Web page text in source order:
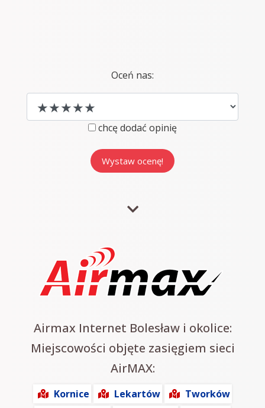
Oceń nas:
chcę dodać opinię
Airmax Internet Bolesław i okolice:
Miejscowości objęte zasięgiem sieci
AirMAX:
Kornice Lekartów
Tworków